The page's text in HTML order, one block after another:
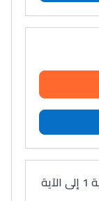
دعامة من القرآن الكريم من الآية 1 إلى الآية